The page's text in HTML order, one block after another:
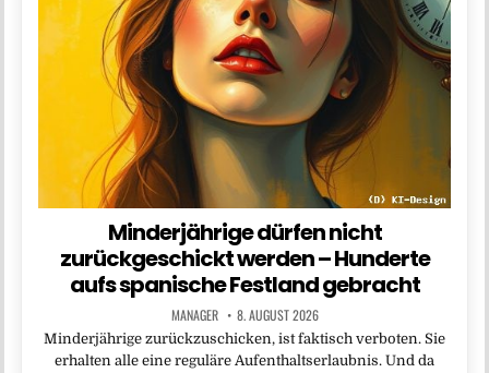
Minderjährige dürfen nicht
zurückgeschickt werden – Hunderte
aufs spanische Festland gebracht
MANAGER 8. AUGUST 2026
Minderjährige zurückzuschicken, ist faktisch verboten. Sie
erhalten alle eine reguläre Aufenthaltserlaubnis. Und da